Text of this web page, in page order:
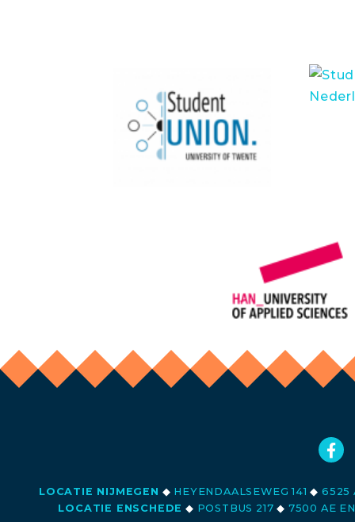
LOCATIE NIJMEGEN ◆ HEYENDAALSEWEG 141◆ 6525
LOCATIE ENSCHEDE ◆ POSTBUS 217◆ 7500 AE